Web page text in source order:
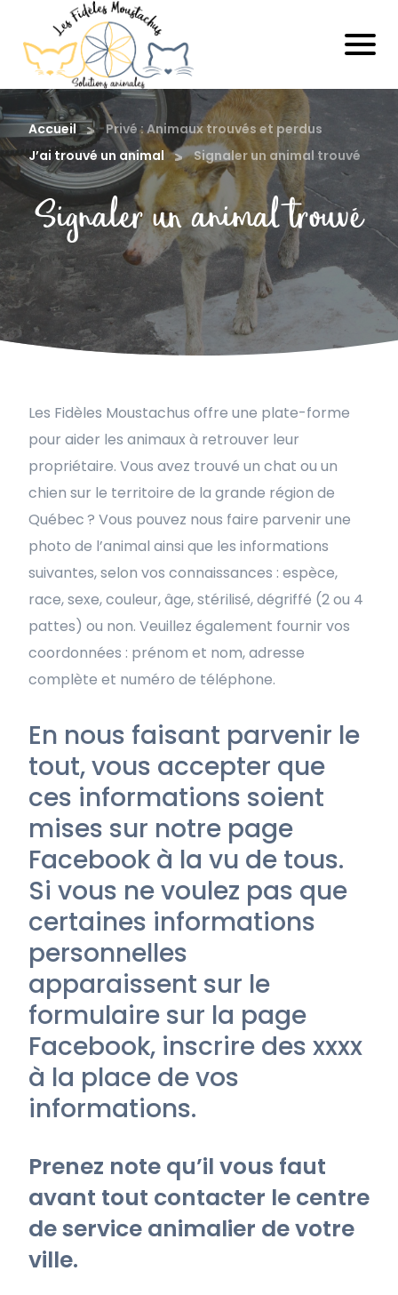
Accueil
Privé : Animaux trouvés et perdus
J’ai trouvé un animal
Signaler un animal trouvé
Signaler un animal trouvé
Les Fidèles Moustachus offre une plate-forme
pour aider les animaux à retrouver leur
propriétaire. Vous avez trouvé un chat ou un
chien sur le territoire de la grande région de
Québec? Vous pouvez nous faire parvenir une
photo de l’animal ainsi que les informations
suivantes, selon vos connaissances : espèce,
race, sexe, couleur, âge, stérilisé, dégriffé (2 ou 4
pattes) ou non. Veuillez également fournir vos
coordonnées : prénom et nom, adresse
complète et numéro de téléphone.
En nous faisant parvenir le
tout, vous accepter que
ces informations soient
mises sur notre page
Facebook à la vu de tous.
Si vous ne voulez pas que
certaines informations
personnelles
apparaissent sur le
formulaire sur la page
Facebook, inscrire des xxxx
à la place de vos
informations.
Prenez note qu’il vous faut
avant tout contacter le centre
de service animalier de votre
ville.